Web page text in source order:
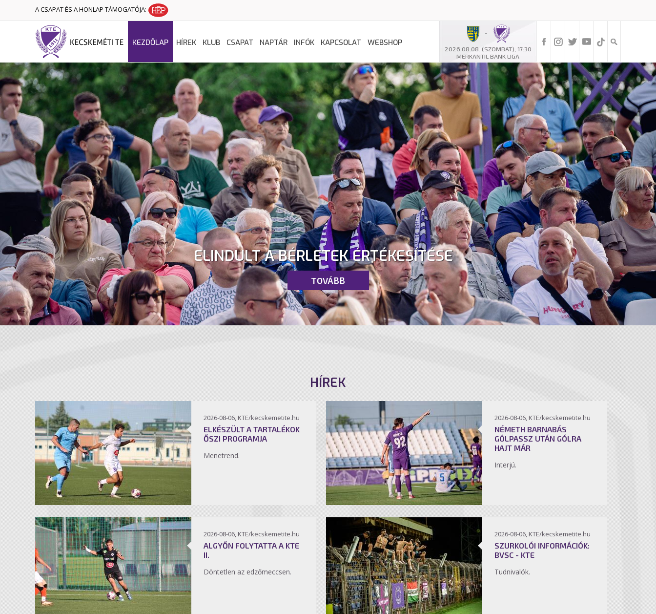
A CSAPAT ÉS A HONLAP TÁMOGATÓJA:
-
2026.08.08. (SZOMBAT), 17:30
MERKANTIL BANK LIGA
KEZDŐLAP HÍREK KLUB CSAPAT NAPTÁR INFÓK KAPCSOLAT WEBSHOP
ELINDULT A BÉRLETEK ÉRTÉKESÍTÉSE
TOVÁBB
HÍREK
2026-08-06, KTE/kecskemetite.hu
ELKÉSZÜLT A TARTALÉKOK
ŐSZI PROGRAMJA
Menetrend.
2026-08-06, KTE/kecskemetite.hu
NÉMETH BARNABÁS
GÓLPASSZ UTÁN GÓLRA
HAJT MÁR
Interjú.
2026-08-06, KTE/kecskemetite.hu
ALGYŐN FOLYTATTA A KTE
II.
Döntetlen az edzőmeccsen.
2026-08-06, KTE/kecskemetite.hu
SZURKOLÓI INFORMÁCIÓK:
BVSC - KTE
Tudnivalók.